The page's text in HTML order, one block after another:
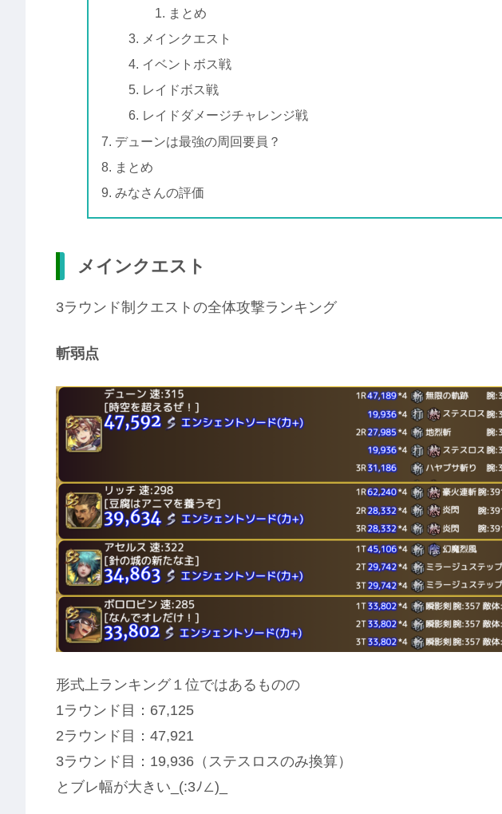
まとめ
メインクエスト
イベントボス戦
レイドボス戦
レイドダメージチャレンジ戦
デューンは最強の周回要員？
まとめ
みなさんの評価
メインクエスト
3ラウンド制クエストの全体攻撃ランキング
斬弱点
形式上ランキング１位ではあるものの
1ラウンド目：67,125
2ラウンド目：47,921
3ラウンド目：19,936（ステスロスのみ換算）
とブレ幅が大きい_(:3ﾉ∠)_